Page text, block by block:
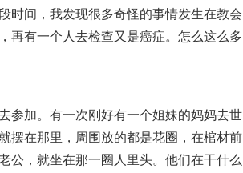
时间，我发现很多奇怪的事情发生在教会
再有一个人去检查又是癌症。怎么这么多
参加。有一次刚好有一个姐妹的妈妈去世
摆在那里，周围放的都是花圈，在棺材前
公，就坐在那一圈人里头。他们在干什么